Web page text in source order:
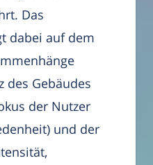
Das
dabei auf dem
des Gebäudes
der Nutzer
und der